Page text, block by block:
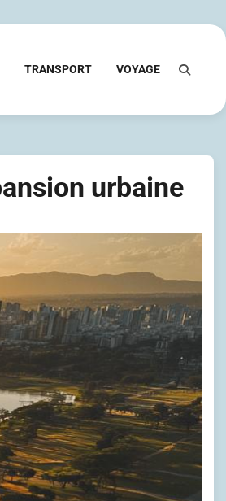
TRANSPORT VOYAGE
urbaine